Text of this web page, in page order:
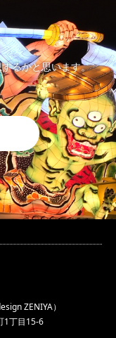
るかと思います。
ZENIYA）
1丁目15-6